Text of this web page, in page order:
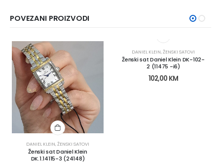
POVEZANI PROIZVODI
DANIEL KLEIN,ŽENSKI SATOVI
Ženski sat Daniel Klein
DK.1.14115-3 (24148)
DANIEL KLEIN,ŽENSKI SATOVI
Ženski sat Daniel Klein DK-102-
2 (11475 -i6)
102,00 KM